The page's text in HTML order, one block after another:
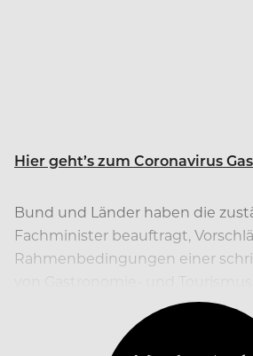
Hier geht’s zum Coronavirus
Bund und Länder haben die
Fachminister beauftragt,
Rahmenbedingungen einer